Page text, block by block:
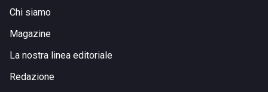
Chi siamo
Magazine
La nostra linea editoriale
Redazione